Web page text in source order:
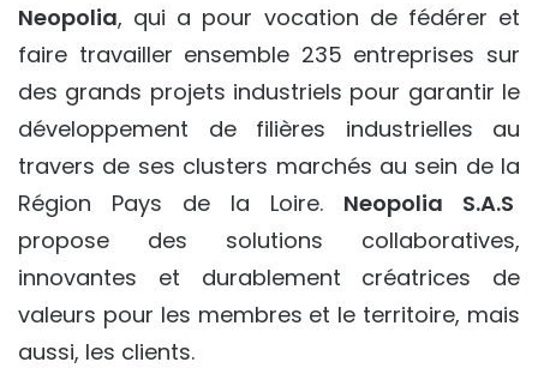
Neopolia, qui a pour vocation de fédérer et
faire travailler ensemble 235 entreprises sur
des grands projets industriels pour garantir le
développement de filières industrielles au
travers de ses clusters marchés au sein de la
Région Pays de la Loire. Neopolia S.A.S
propose des solutions collaboratives,
innovantes et durablement créatrices de
valeurs pour les membres et le territoire, mais
aussi, les clients.